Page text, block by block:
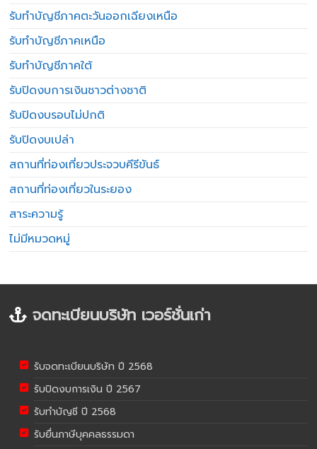
รับทำบัญชีภาคตะวันออกเฉียงเหนือ
รับทำบัญชีภาคเหนือ
รับทำบัญชีภาคใต้
รับปิดงบการเงินชาวต่างชาติ
รับปิดงบรอบไม่ปกติ
รับปิดงบเปล่า
สถานที่ท่องเที่ยวประจวบคีรีขันธ์
สถานที่ท่องเที่ยวในระยอง
สาระความรู้
ไม่มีหมวดหมู่
จดทะเบียนบริษัท เวอร์ชั่นเก่า
รับจดทะเบียนบริษัท ปี 2568
รับปิดงบการเงิน ปี 2567
รับทำบัญชี ปี 2568
รับยื่นภาษีบุคคลธรรมดา